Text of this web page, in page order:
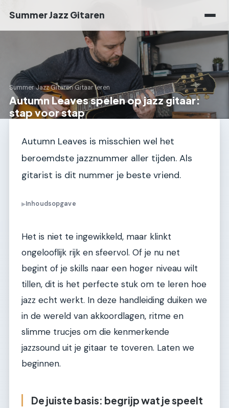
Summer Jazz Gitaren
Summer Jazz Gitaren›Gitaar leren
Autumn Leaves spelen op jazz gitaar:
stap voor stap
Autumn Leaves is misschien wel het
beroemdste jazznummer aller tijden. Als
gitarist is dit nummer je beste vriend.
▶Inhoudsopgave
Het is niet te ingewikkeld, maar klinkt
ongelooflijk rijk en sfeervol. Of je nu net
begint of je skills naar een hoger niveau wilt
tillen, dit is het perfecte stuk om te leren hoe
jazz echt werkt. In deze handleiding duiken we
in de wereld van akkoordlagen, ritme en
slimme trucjes om die kenmerkende
jazzsound uit je gitaar te toveren. Laten we
beginnen.
De juiste basis: begrijp wat je speelt